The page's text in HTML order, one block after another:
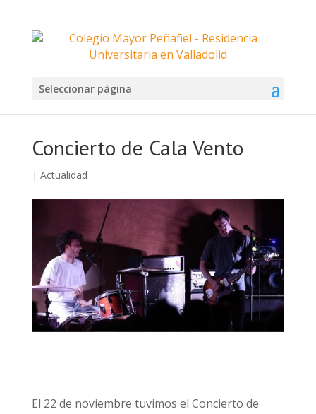
Seleccionar página
Concierto de Cala Vento
| Actualidad
El 22 de noviembre tuvimos el Concierto de